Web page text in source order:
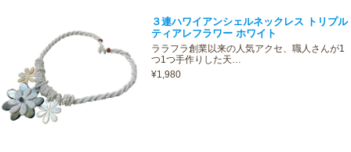
３連ハワイアンシェルネックレス トリプル
ティアレフラワー ホワイト
ララフラ創業以来の人気アクセ、職人さんが1
つ1つ手作りした天…
¥1,980